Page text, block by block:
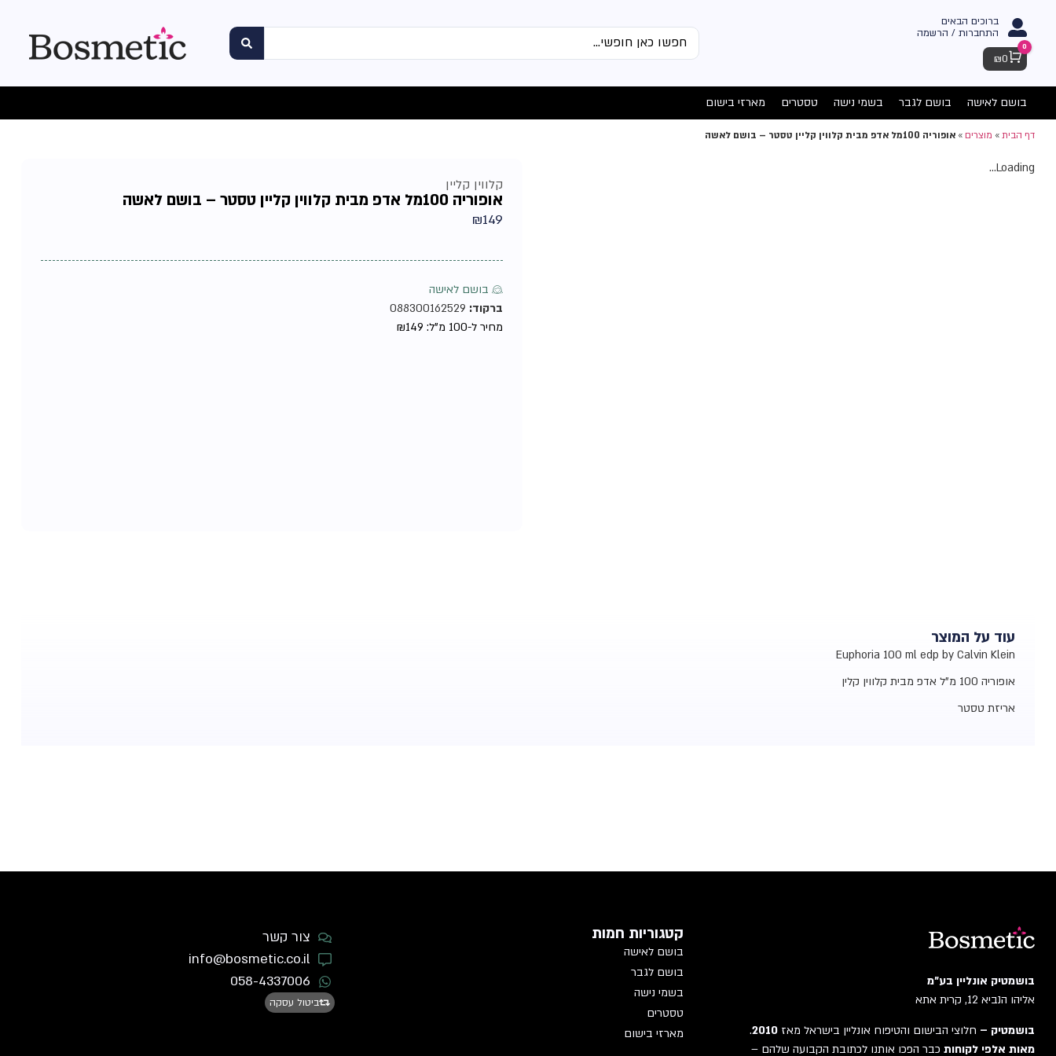
ברוכים הבאים
התחברות / הרשמה
Cart
0
₪0
בושם לאישה בושם לגבר בשמי נישה טסטרים מארזי בישום
דף הבית» מוצרים» אופוריה 100מל אדפ מבית קלווין קליין טסטר – בושם לאשה
Loading...
קלווין קליין
אופוריה 100מל אדפ מבית קלווין קליין טסטר – בושם לאשה
₪149
♀ בושם לאישה
ברקוד:
מחיר ל-100 מ"ל:
₪149
עוד על המוצר
Euphoria 100 ml edp by Calvin Klein
אופוריה 100 מ"ל אדפ מבית קלווין קלין
אריזת טסטר
בושמטיק אונליין בע"מ
אליהו הנביא 12, קרית אתא
בושמטיק – חלוצי הבישום והטיפוח אונליין בישראל מאז 2010
.
מאות אלפי לקוחות כבר הפכו אותנו לכתובת הקבועה שלהם –
קטגוריות חמות
בושם לאישה
בושם לגבר
בשמי נישה
טסטרים
מארזי בישום
צור קשר
info@bosmetic.co.il
058-4337006
ביטול עסקה